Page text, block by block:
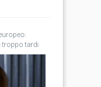
troppo tardi